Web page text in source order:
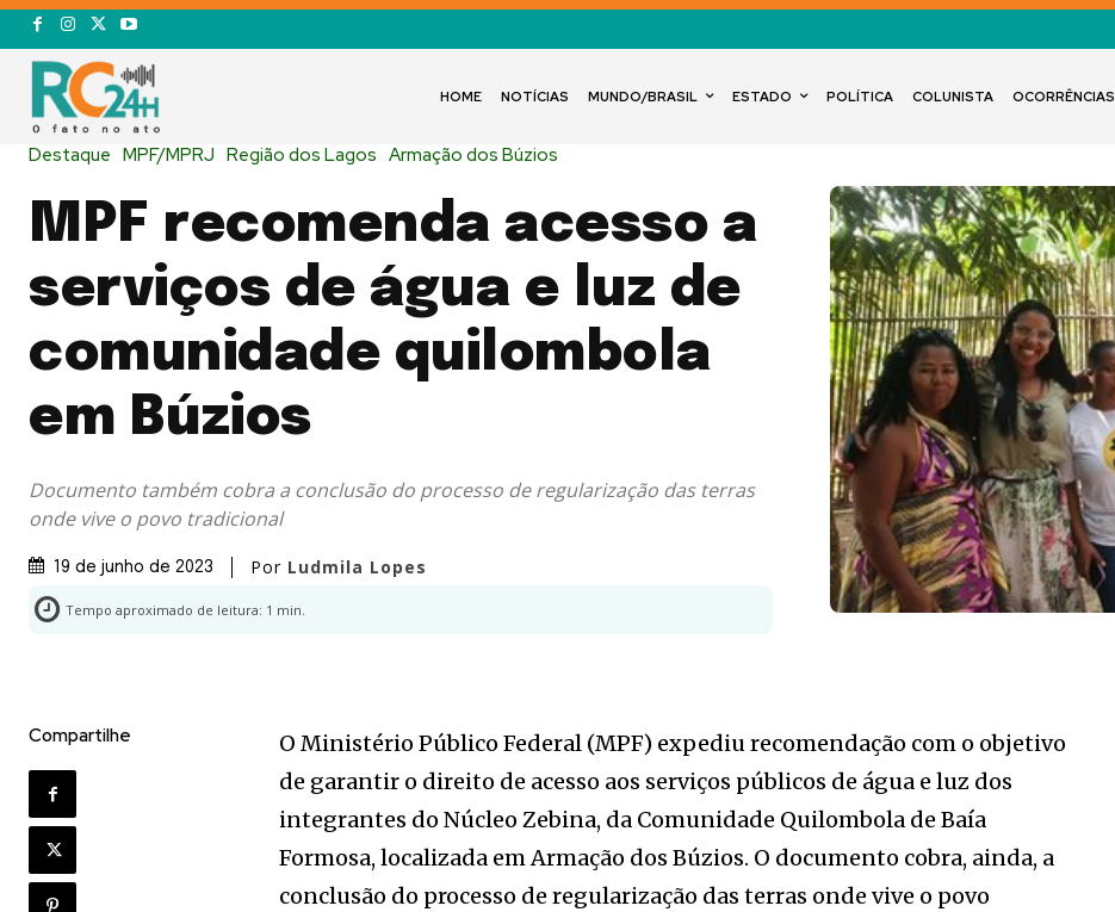
HOME NOTÍCIAS MUNDO/BRASIL ESTADO POLÍTICA COLUNISTA OCORRÊNCIAS
Destaque MPF/MPRJ Região dos Lagos Armação dos Búzios
MPF recomenda acesso a
serviços de água e luz de
comunidade quilombola
em Búzios
Documento também cobra a conclusão do processo de regularização das terras
onde vive o povo tradicional
19 de junho de 2023 Por Ludmila Lopes
Tempo aproximado de leitura: 1 min.
Compartilhe
O Ministério Público Federal (MPF) expediu recomendação com o objetivo
de garantir o direito de acesso aos serviços públicos de água e luz dos
integrantes do Núcleo Zebina, da Comunidade Quilombola de Baía
Formosa, localizada em Armação dos Búzios. O documento cobra, ainda, a
conclusão do processo de regularização das terras onde vive o povo